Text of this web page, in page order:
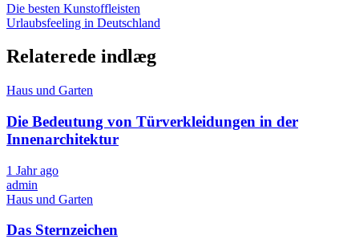
Die besten Kunstoffleisten
Urlaubsfeeling in Deutschland
Relaterede indlæg
Haus und Garten
Die Bedeutung von Türverkleidungen in der
Innenarchitektur
1 Jahr ago
admin
Haus und Garten
Das Sternzeichen